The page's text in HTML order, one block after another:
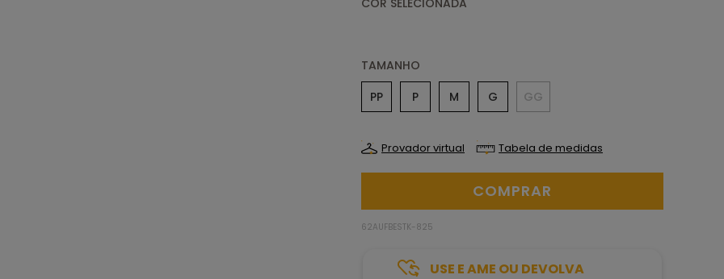
TAMANHO
PP
P M G GG
Provador virtual Tabela de medidas
62AUFBESTK-825
USE E AME OU DEVOLVA